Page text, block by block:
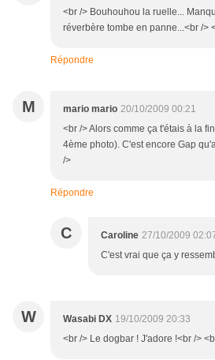
<br /> Bouhouhou la ruelle...
réverbère tombe en panne...<br />
Répondre
M mario mario 20/10/2009 00:21
<br /> Alors comme ça t'étais à la
4ème photo). C'est encore Gap
/>
Répondre
C Caroline 27/10/2009
C'est vrai que ça y
W Wasabi DX 19/10/2009 20:33
<br /> Le dogbar ! J'adore !<br />